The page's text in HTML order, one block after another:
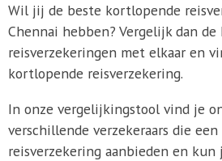
Wil jij de beste kortlopende
Chennai hebben? Vergelijk dan
reisverzekeringen met elkaar en
kortlopende reisverzekering.
In onze vergelijkingstool vind je
verschillende verzekeraars die
reisverzekering aanbieden en kun